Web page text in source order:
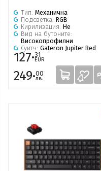
Тип: Механична
Подсветка: RGB
Кирилизация: Не
Вид на бутоните:
Високопрофилни
Суитч: Gateron Jupiter Red
127·31
EUR
249·00
лв.